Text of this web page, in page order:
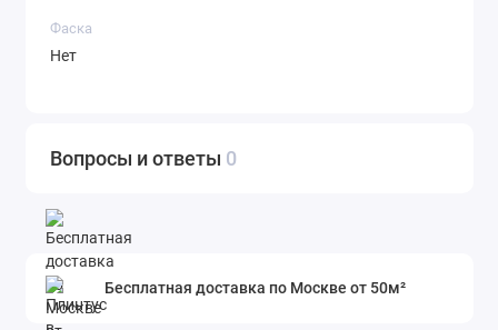
Фаска
Нет
Вопросы и ответы 0
Бесплатная доставка по Москве от 50м²